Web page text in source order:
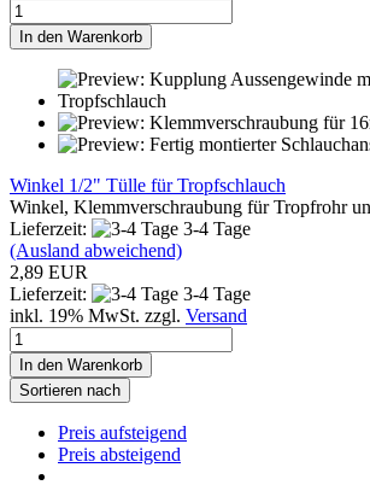
In den Warenkorb
Winkel 1/2" Tülle für Tropfschlauch
Winkel, Klemmverschraubung für Tropfrohr
Lieferzeit:
3-4 Tage
(Ausland abweichend)
2,89 EUR
Lieferzeit:
3-4 Tage
inkl. 19% MwSt. zzgl. Versand
In den Warenkorb
Sortieren nach
Preis aufsteigend
Preis absteigend